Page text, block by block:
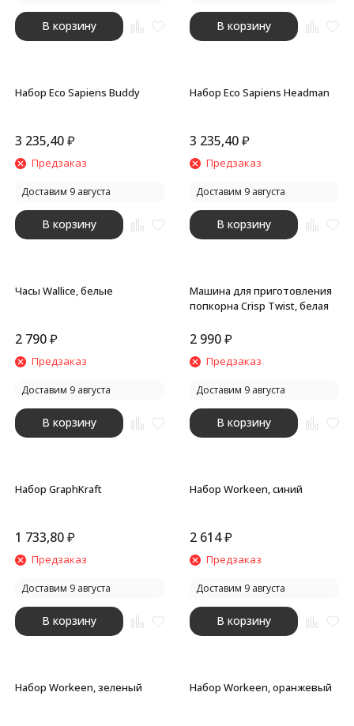
В корзину В корзину
Набор Eco Sapiens Buddy
3 235,40₽
Предзаказ
Доставим 9 августа
В корзину
Набор Eco Sapiens Headman
3 235,40₽
Предзаказ
Доставим 9 августа
В корзину
Часы Wallice, белые
2 790₽
Предзаказ
Доставим 9 августа
В корзину
Машина для приготовления
попкорна Crisp Twist, белая
2 990₽
Предзаказ
Доставим 9 августа
В корзину
Набор GraphKraft
1 733,80₽
Предзаказ
Доставим 9 августа
В корзину
Набор Workeen, синий
2 614₽
Предзаказ
Доставим 9 августа
В корзину
Набор Workeen, зеленый Набор Workeen, оранжевый